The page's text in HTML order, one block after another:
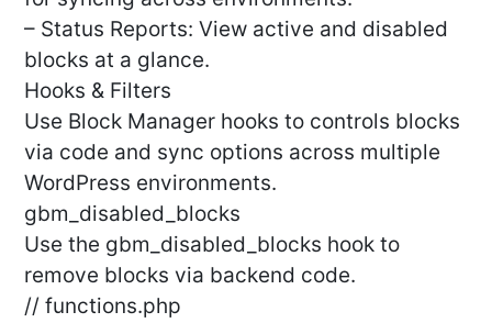
– Status Reports: View active and disabled
blocks at a glance.
Hooks & Filters
Use Block Manager hooks to controls blocks
via code and sync options across multiple
WordPress environments.
gbm_disabled_blocks
Use the gbm_disabled_blocks hook to
remove blocks via backend code.
// functions.php